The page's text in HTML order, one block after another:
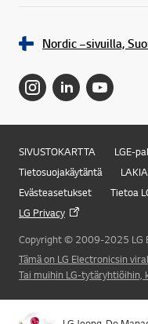
Nordic –sivuilla,
SIVUSTOKARTTA
LGE-
Tietosuojakäytäntä
Evästeasetukset
Tietoa
LG Privacy
Copyright © 2009-2025 LG
Tämä on LG Electronicsin
Tai muihin LG-tytäryhtiöihin,
Online Chat